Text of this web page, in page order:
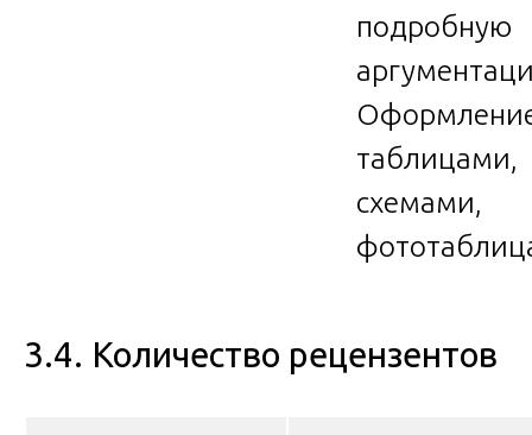
подробную
таблицами,
схемами,
3.4. Количество рецензентов